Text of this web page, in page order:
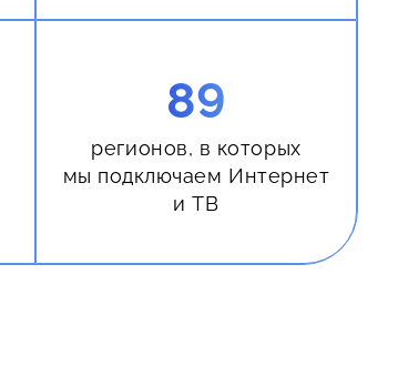
89
регионов, в которых
мы подключаем Интернет
и ТВ